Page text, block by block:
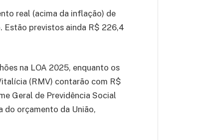
real (acima da inflação) de
Estão previstos ainda R$ 226,4
na LOA 2025, enquanto os
(RMV) contarão com R$
Geral de Previdência Social
do orçamento da União,